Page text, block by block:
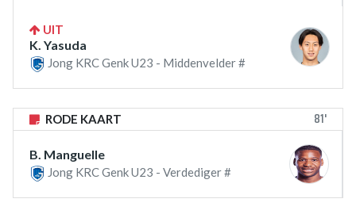
UIT
K. Yasuda
Jong KRC Genk U23 - Middenvelder #
RODE KAART 81'
B. Manguelle
Jong KRC Genk U23 - Verdediger #